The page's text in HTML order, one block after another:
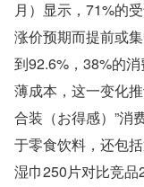
月）显示，71%的
涨价预期而提前或
到92.6%，38%的
薄成本，这一变化
合装（お得感）”消
于零食饮料，还包
湿巾250片对比竞